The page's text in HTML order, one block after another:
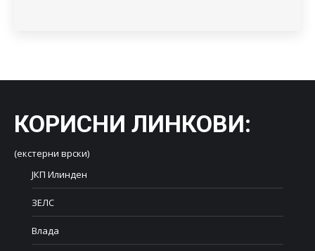
КОРИСНИ ЛИНКОВИ:
(екстерни врски)
ЈКП Илинден
ЗЕЛС
Влада